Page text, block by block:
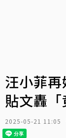
汪小菲
貼文轟「
2025-05-21 11:05